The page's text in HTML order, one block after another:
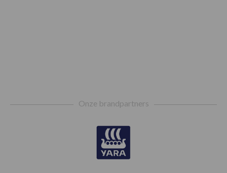
Onze brandpartners